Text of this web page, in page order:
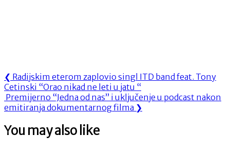
Navigacija
objava
❮ Previous
Post:
Radijskim eterom zaplovio singl ITD band feat. Tony
Cetinski “Orao nikad ne leti u jatu “
Next
Post:
Premijerno “Jedna od nas” i uključenje u podcast nakon
emitiranja dokumentarnog filma ❯
You may also like